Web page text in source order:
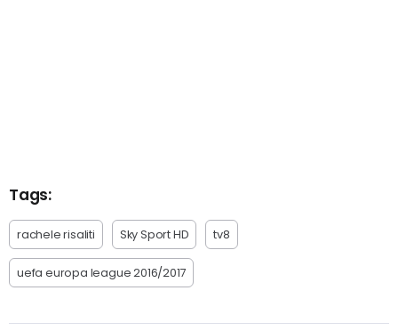
Tags:
rachele risaliti Sky Sport HD tv8
uefa europa league 2016/2017